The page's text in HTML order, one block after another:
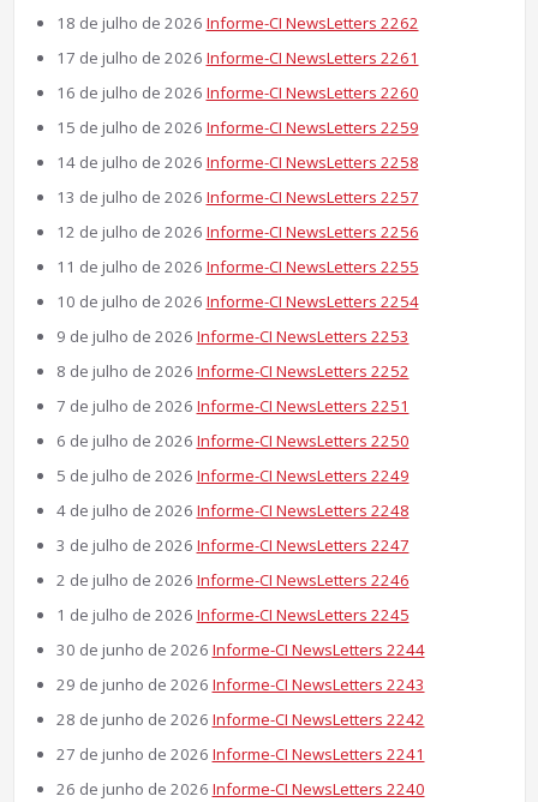
18 de julho de 2026 Informe-CI NewsLetters 2262
17 de julho de 2026 Informe-CI NewsLetters 2261
16 de julho de 2026 Informe-CI NewsLetters 2260
15 de julho de 2026 Informe-CI NewsLetters 2259
14 de julho de 2026 Informe-CI NewsLetters 2258
13 de julho de 2026 Informe-CI NewsLetters 2257
12 de julho de 2026 Informe-CI NewsLetters 2256
11 de julho de 2026 Informe-CI NewsLetters 2255
10 de julho de 2026 Informe-CI NewsLetters 2254
9 de julho de 2026 Informe-CI NewsLetters 2253
8 de julho de 2026 Informe-CI NewsLetters 2252
7 de julho de 2026 Informe-CI NewsLetters 2251
6 de julho de 2026 Informe-CI NewsLetters 2250
5 de julho de 2026 Informe-CI NewsLetters 2249
4 de julho de 2026 Informe-CI NewsLetters 2248
3 de julho de 2026 Informe-CI NewsLetters 2247
2 de julho de 2026 Informe-CI NewsLetters 2246
1 de julho de 2026 Informe-CI NewsLetters 2245
30 de junho de 2026 Informe-CI NewsLetters 2244
29 de junho de 2026 Informe-CI NewsLetters 2243
28 de junho de 2026 Informe-CI NewsLetters 2242
27 de junho de 2026 Informe-CI NewsLetters 2241
26 de junho de 2026 Informe-CI NewsLetters 2240